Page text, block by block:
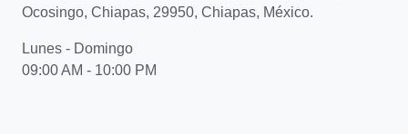
Ocosingo, Chiapas, 29950, Chiapas, México.
Lunes - Domingo
09:00 AM - 10:00 PM